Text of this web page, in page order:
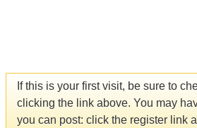
If this is your first visit, be sure to
clicking the link above. You may
you can post: click the register link